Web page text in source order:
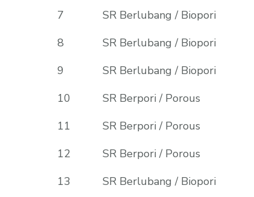
7
SR Berlubang / Biopori
8
SR Berlubang / Biopori
9
SR Berlubang / Biopori
10
SR Berpori / Porous
11
SR Berpori / Porous
12
SR Berpori / Porous
13
SR Berlubang / Biopori